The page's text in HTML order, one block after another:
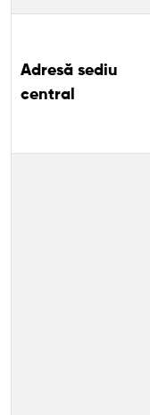
Adresă sediu
central